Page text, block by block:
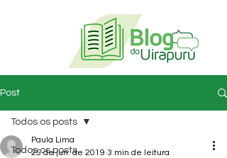
Post
Todos os posts
Todos os posts
Paula Lima
25 de jun. de 2019 3 min de leitura